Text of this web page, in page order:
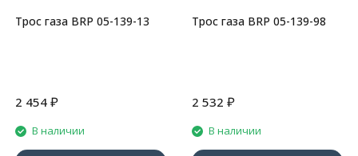
Трос газа BRP 05-139-13
2 454 ₽
В наличии
Трос газа BRP 05-139-98
2 532 ₽
В наличии